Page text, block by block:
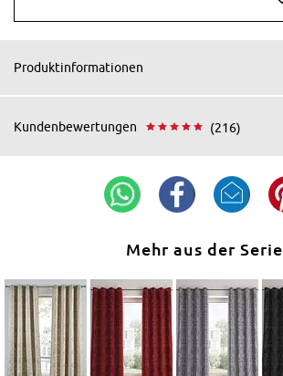
Produktinformationen
Kundenbewertungen (216)
Mehr aus der Serie